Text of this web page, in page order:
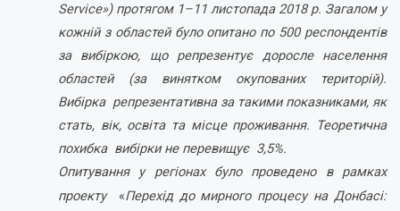
Service») протягом 1–11 листопада 2018 р. Загалом у
кожній з областей було опитано по 500 респондентів
за вибіркою, що репрезентує доросле населення
областей (за винятком окупованих територій).
Вибірка репрезентативна за такими показниками, як
стать, вік, освіта та місце проживання. Теоретична
похибка вибірки не перевищує 3,5%.
Опитування у регіонах було проведено в рамках
проекту «Перехід до мирного процесу на Донбасі: